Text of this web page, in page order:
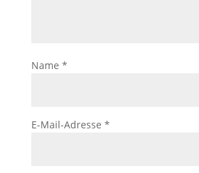
Name *
E-Mail-Adresse *